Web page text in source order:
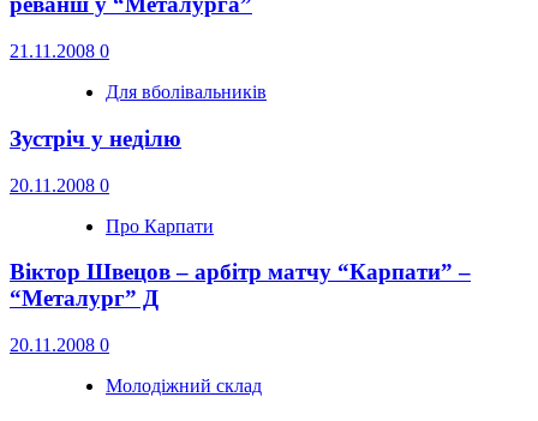
21.11.2008 0
Для вболівальників
Зустріч у неділю
20.11.2008 0
Про Карпати
Віктор Швецов – арбітр матчу “Карпати” –
“Металург” Д
20.11.2008 0
Молодіжний склад